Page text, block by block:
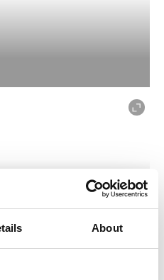
About